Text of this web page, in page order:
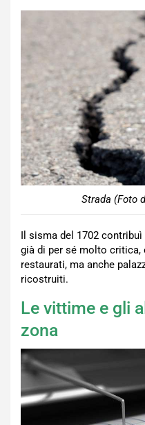
Strada (Foto
Il sisma del 1702 contribuì
già di per sé molto critica,
restaurati, ma anche
ricostruiti.
Le vittime e gli
zona